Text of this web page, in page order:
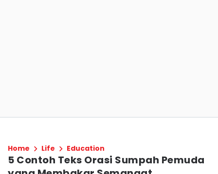
Home Life Education
5 Contoh Teks Orasi Sumpah Pemuda